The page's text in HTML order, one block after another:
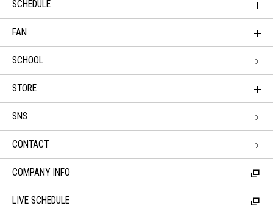
SCHEDULE
FAN
SCHOOL
STORE
SNS
CONTACT
COMPANY INFO
LIVE SCHEDULE